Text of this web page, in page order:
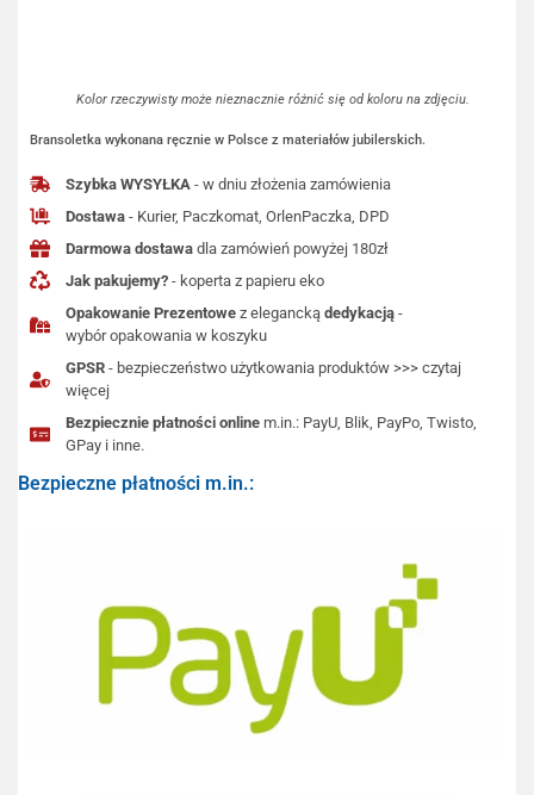
Kolor rzeczywisty może nieznacznie różnić się od koloru na zdjęciu.
Bransoletka wykonana ręcznie w Polsce z materiałów jubilerskich.
Szybka WYSYŁKA - w dniu złożenia zamówienia
Dostawa - Kurier, Paczkomat, OrlenPaczka, DPD
Darmowa dostawa dla zamówień powyżej 180zł
Jak pakujemy? - koperta z papieru eko
Opakowanie Prezentowe z eleganckądedykacją -
wybór opakowania w koszyku
GPSR - bezpieczeństwo użytkowania produktów >>> czytaj
więcej
Bezpiecznie płatności online m.in.: PayU, Blik, PayPo, Twisto,
GPay i inne.
Bezpieczne płatności m.in.: